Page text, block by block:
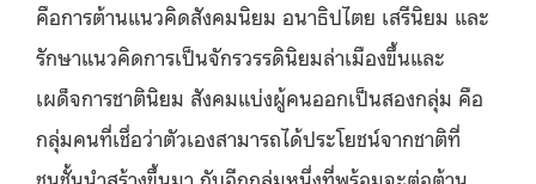
คือการต้านแนวคิดสังคมนิยม อนาธิปไตย เสรีนิยม และ
รักษาแนวคิดการเป็นจักรวรรดินิยมล่าเมืองขึ้นและ
เผด็จการชาตินิยม สังคมแบ่งผู้คนออกเป็นสองกลุ่ม คือ
กลุ่มคนที่เชื่อว่าตัวเองสามารถได้ประโยชน์จากชาติที่
ชนชั้นนำสร้างขึ้นมา กับอีกกลุ่มหนึ่งที่พร้อมจะต่อต้าน